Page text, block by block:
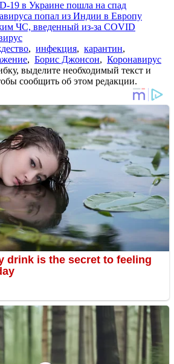
19 в Украине пошла на спад
попал из Индии в Европу
ЧС, введенный из-за COVID
, инфекция, карантин,
, Борис Джонсон, Коронавирус
выделите необходимый текст и
сообщить об этом редакции.